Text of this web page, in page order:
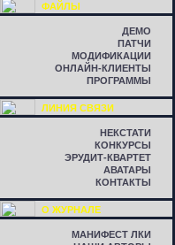
ФАЙЛЫ
ДЕМО
ПАТЧИ
МОДИФИКАЦИИ
ОНЛАЙН-КЛИЕНТЫ
ПРОГРАММЫ
ЛИНИЯ СВЯЗИ
НЕКСТАТИ
КОНКУРСЫ
ЭРУДИТ-КВАРТЕТ
АВАТАРЫ
КОНТАКТЫ
О ЖУРНАЛЕ
МАНИФЕСТ ЛКИ